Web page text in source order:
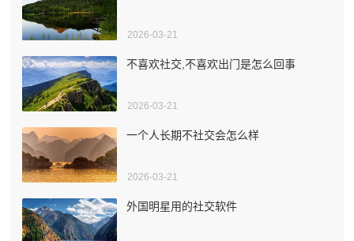
2026-03-21
不喜欢社交,不喜欢出门是怎么回事
2026-03-21
一个人长期不社交会怎么样
2026-03-21
外国明星用的社交软件